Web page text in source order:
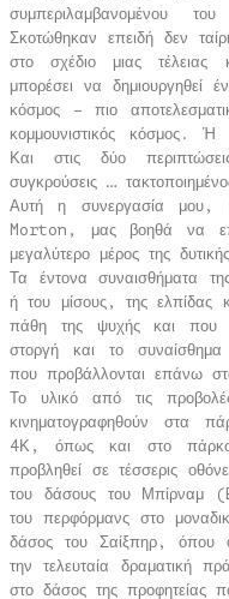
συμπεριλαμβανομένου
Σκοτώθηκαν επειδή δεν
στο σχέδιο μιας τέλειας
μπορέσει να δημιουργηθεί
κόσμος – πιο
κομμουνιστικός κόσμος.
Και στις δύο
συγκρούσεις …
Αυτή η συνεργασία
Morton, μας βοηθά να
μεγαλύτερο μέρος της
Τα έντονα συναισθήματα
ή του μίσους, της ελπίδας
πάθη της ψυχής και που
στοργή και το
που προβάλλονται επάνω
Το υλικό από τις
κινηματογραφηθούν στα
4Κ, όπως και στο πάρκο
προβληθεί σε τέσσερις
του δάσους του Μπίρναμ
του περφόρμανς στο
δάσος του Σαίξπηρ, όπου
την τελευταία δραματική
στο δάσος της προφητείας